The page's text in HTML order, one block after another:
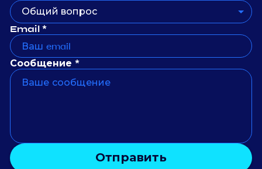
Общий вопрос
Email *
Сообщение *
Отправить